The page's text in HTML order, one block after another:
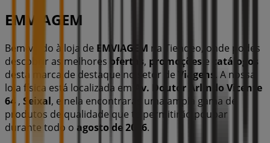
EMVIAGEM
Bem-vindo à loja de EMVIAGEM na Tiendeo, onde podes
descobrir as melhores ofertas, promoções e
catálogos
desta marca de destaque no setor de Viagens . A nossa
loja física está localizada em
Av. Doutor Arlindo Vicente
64 , Seixal, e nela encontrarás uma ampla gama de
produtos de qualidade que te permitirão poupar
durante todo o agosto de 2026.